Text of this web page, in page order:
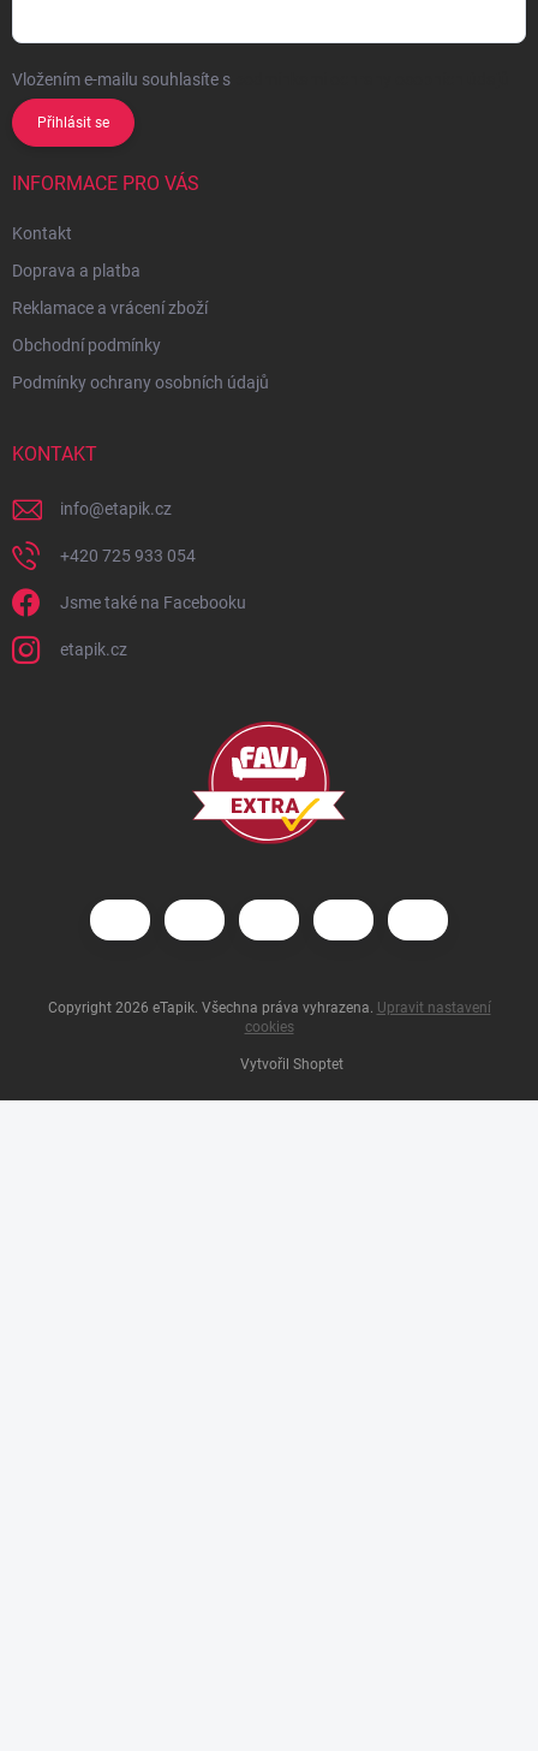
Vložením e-mailu souhlasíte s
Přihlásit se
INFORMACE PRO VÁS
Kontakt
Doprava a platba
Reklamace a vrácení zboží
Obchodní podmínky
Podmínky ochrany osobních údajů
KONTAKT
info@etapik.cz
+420 725 933 054
Jsme také na Facebooku
etapik.cz
Vytvořil Shoptet
Copyright 2026 eTapik. Všechna práva vyhrazena. Upravit nastavení
cookies